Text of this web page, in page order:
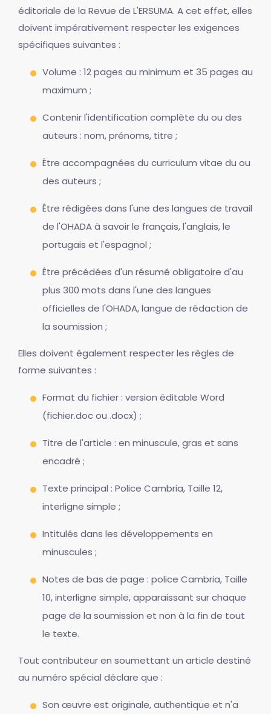
éditoriale de la Revue de L'ERSUMA. A cet effet, elles
doivent impérativement respecter les exigences
spécifiques suivantes :
Volume : 12 pages au minimum et 35 pages au
maximum ;
Contenir l'identification complète du ou des
auteurs : nom, prénoms, titre ;
Être accompagnées du curriculum vitae du ou
des auteurs ;
Être rédigées dans l'une des langues de travail
de l'OHADA à savoir le français, l'anglais, le
portugais et l'espagnol ;
Être précédées d'un résumé obligatoire d'au
plus 300 mots dans l'une des langues
officielles de l'OHADA, langue de rédaction de
la soumission ;
Elles doivent également respecter les règles de
forme suivantes :
Format du fichier : version éditable Word
(fichier.doc ou .docx) ;
Titre de l'article : en minuscule, gras et sans
encadré ;
Texte principal : Police Cambria, Taille 12,
interligne simple ;
Intitulés dans les développements en
minuscules ;
Notes de bas de page : police Cambria, Taille
10, interligne simple, apparaissant sur chaque
page de la soumission et non à la fin de tout
le texte.
Tout contributeur en soumettant un article destiné
au numéro spécial déclare que :
Son œuvre est originale, authentique et n'a